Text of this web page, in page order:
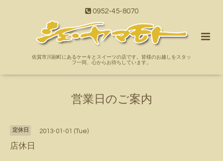
0952-45-8070
佐賀市川副町にあるケーキとスイーツの店です。皆様のお越しをスタッ
フ一同、心からお待ちしています。
営業日のご案内
定休日 2013-01-01 (Tue)
店休日